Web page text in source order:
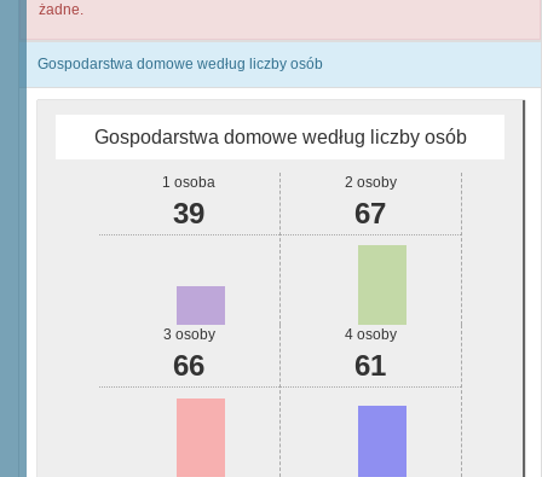
żadne.
Gospodarstwa domowe według liczby osób
Gospodarstwa domowe według liczby osób
1 osoba
39
2 osoby
67
3 osoby
66
4 osoby
61